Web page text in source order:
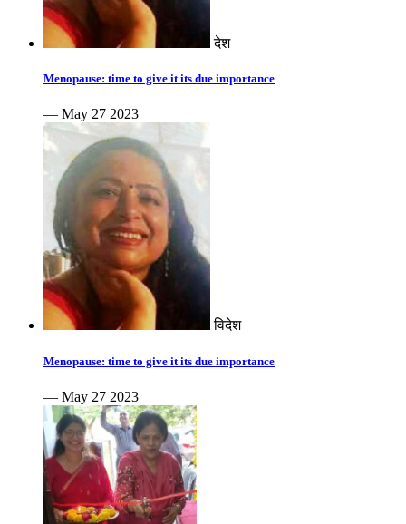
देश
Menopause: time to give it its due importance
— May 27 2023
विदेश
Menopause: time to give it its due importance
— May 27 2023